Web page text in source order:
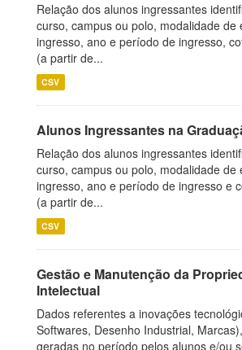
Relação dos alunos ingressantes
curso, campus ou polo, modalidade de
ingresso, ano e período de ingresso,
(a partir de...
CSV
Alunos Ingressantes na
Relação dos alunos ingressantes
curso, campus ou polo, modalidade de
ingresso, ano e período de ingresso e
(a partir de...
CSV
Gestão e Manutenção da
Intelectual
Dados referentes a inovações
Softwares, Desenho Industrial,
geradas no período pelos alunos e/ou